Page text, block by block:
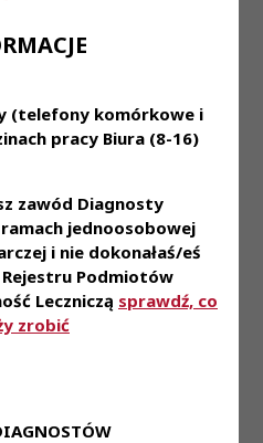
(telefony komórkowe i
pracy Biura (8-16)
zawód Diagnosty
jednoosobowej
i nie dokonałaś/eś
Podmiotów
Leczniczą sprawdź, co
zrobić
otwartość na
diagnostyczno-
zawodowych
pracy: maj 2024r.
IHiT, Warszawa
o pracę